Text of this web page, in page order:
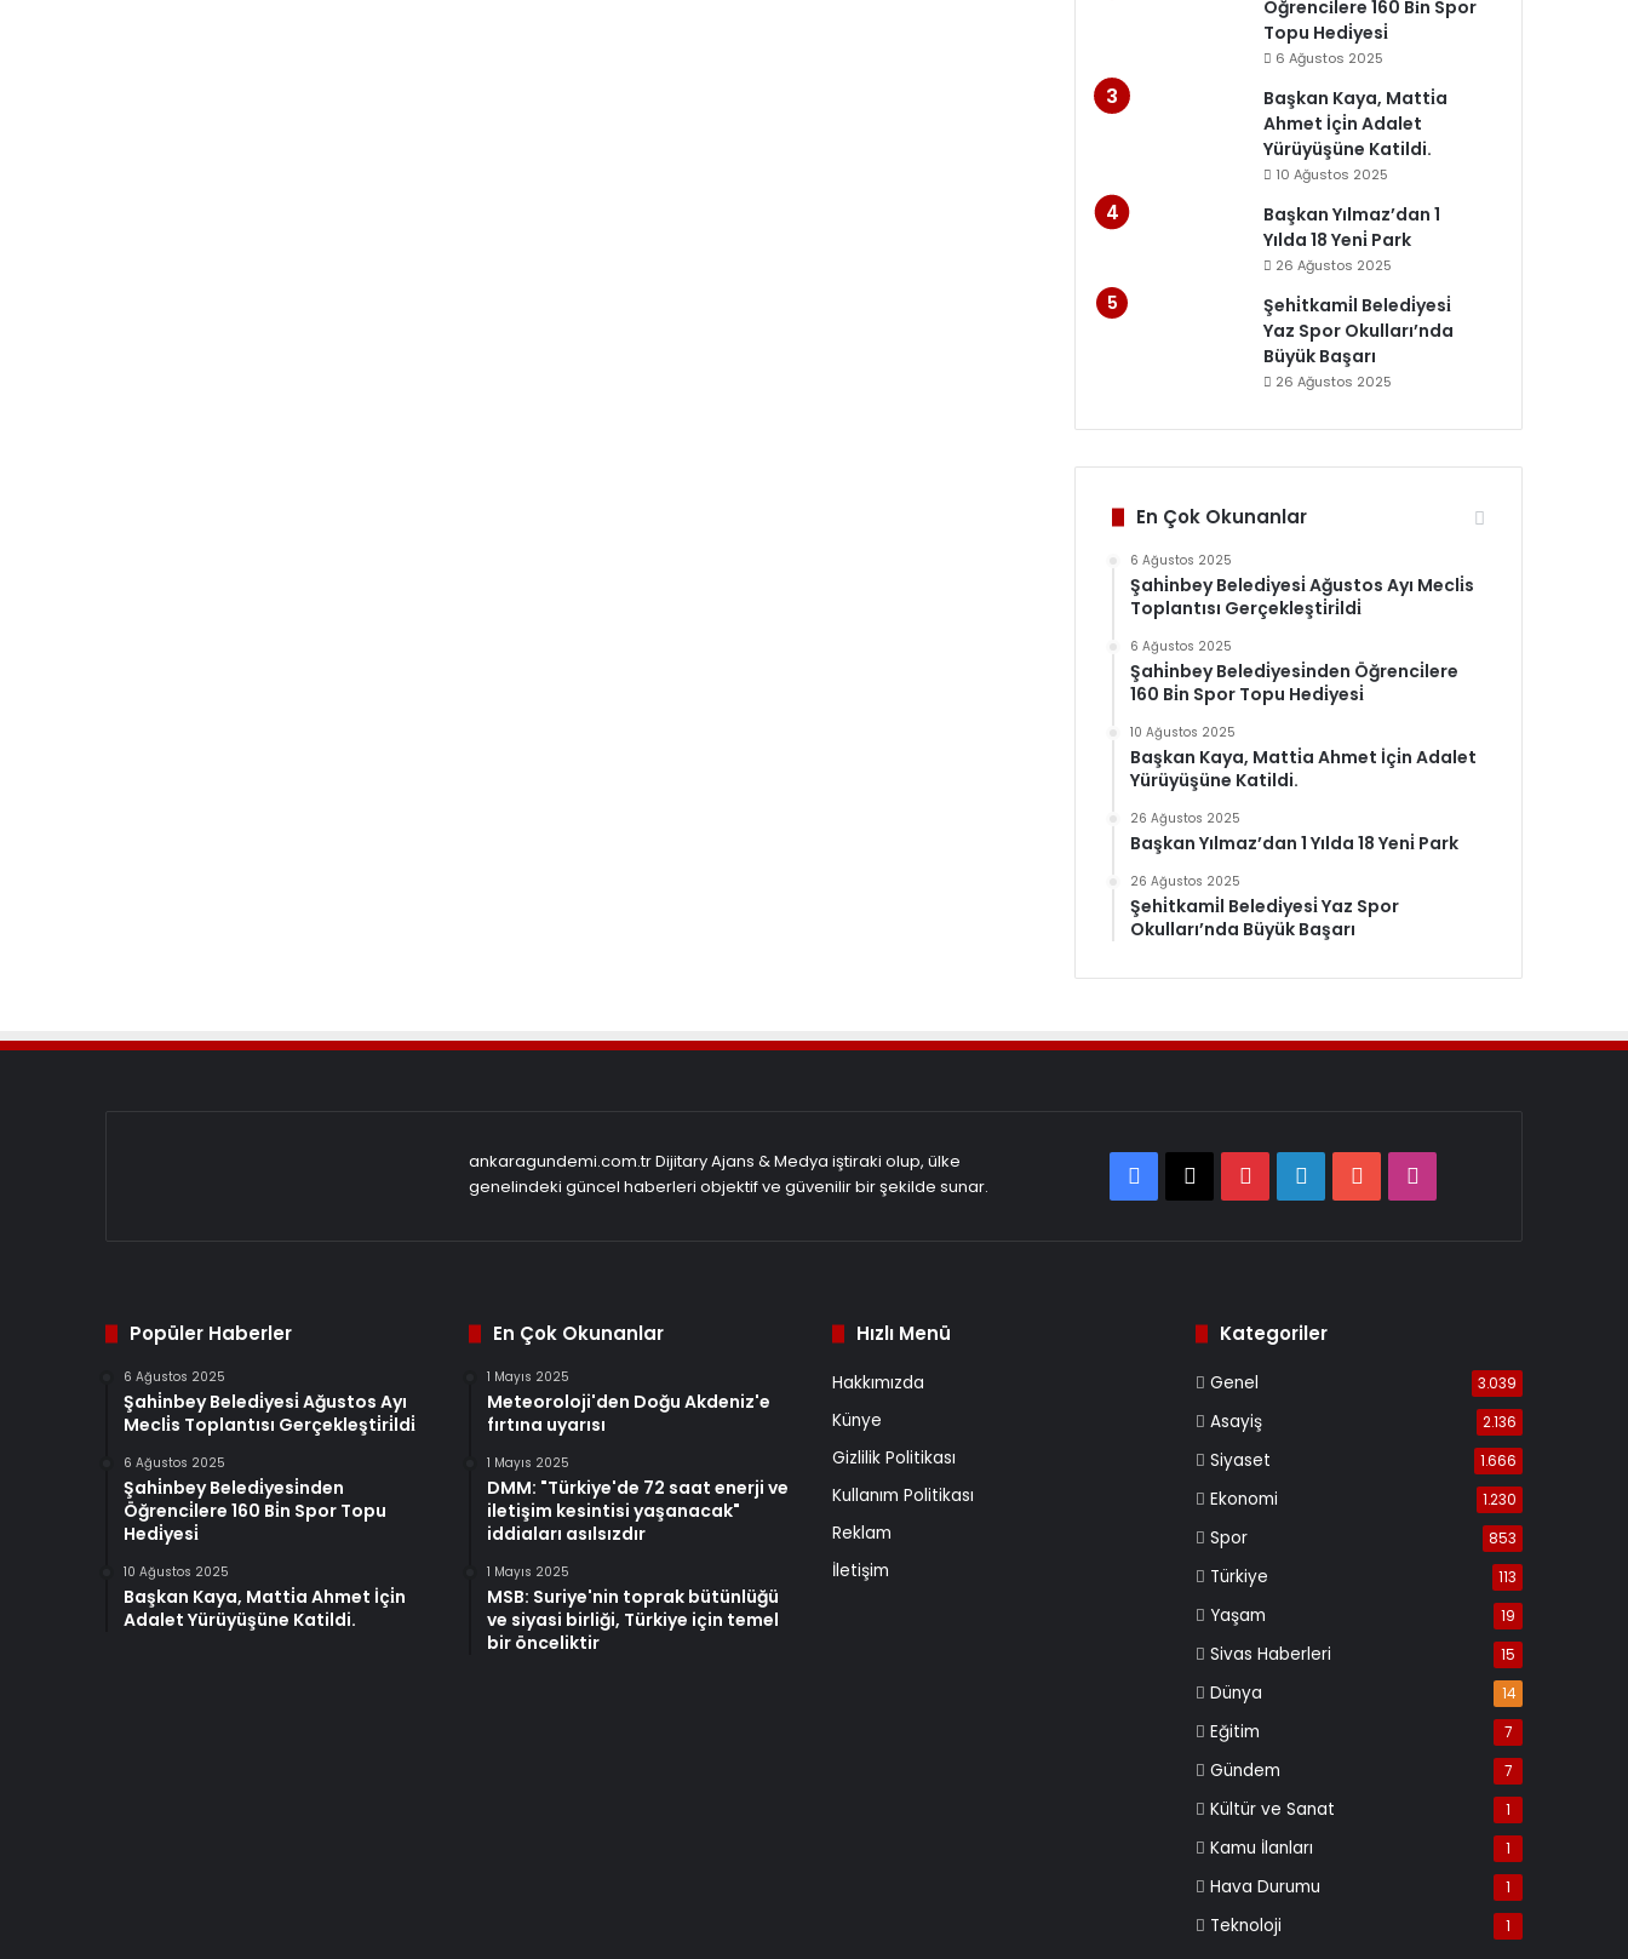
Öğrenci̇lere 160 Bi̇n Spor
Topu Hedi̇yesi̇
6 Ağustos 2025
Başkan Kaya, Matti̇a
Ahmet İçi̇n Adalet
Yürüyüşüne Katildi.
10 Ağustos 2025
Başkan Yılmaz’dan 1
Yılda 18 Yeni̇ Park
26 Ağustos 2025
Şehi̇tkami̇l Beledi̇yesi̇
Yaz Spor Okulları’nda
Büyük Başarı
26 Ağustos 2025
En Çok Okunanlar
6 Ağustos 2025
Şahi̇nbey Beledi̇yesi̇ Ağustos Ayı Mecli̇s
Toplantısı Gerçekleşti̇ri̇ldi̇
6 Ağustos 2025
Şahi̇nbey Beledi̇yesi̇nden Öğrenci̇lere
160 Bi̇n Spor Topu Hedi̇yesi̇
10 Ağustos 2025
Başkan Kaya, Matti̇a Ahmet İçi̇n Adalet
Yürüyüşüne Katildi.
26 Ağustos 2025
Başkan Yılmaz’dan 1 Yılda 18 Yeni̇ Park
26 Ağustos 2025
Şehi̇tkami̇l Beledi̇yesi̇ Yaz Spor
Okulları’nda Büyük Başarı
ankaragundemi.com.tr Dijitary Ajans & Medya iştiraki olup, ülke
genelindeki güncel haberleri objektif ve güvenilir bir şekilde sunar.
Facebook
X PinterestLinkedInYouTube
Popüler Haberler
6 Ağustos 2025
Şahi̇nbey Beledi̇yesi̇ Ağustos Ayı
Mecli̇s Toplantısı Gerçekleşti̇ri̇ldi̇
6 Ağustos 2025
Şahi̇nbey Beledi̇yesi̇nden
Öğrenci̇lere 160 Bi̇n Spor Topu
Hedi̇yesi̇
10 Ağustos 2025
Başkan Kaya, Matti̇a Ahmet İçi̇n
Adalet Yürüyüşüne Katildi.
En Çok Okunanlar
1 Mayıs 2025
Meteoroloji'den Doğu Akdeniz'e
fırtına uyarısı
1 Mayıs 2025
DMM: "Türkiye'de 72 saat enerji ve
iletişim kesintisi yaşanacak"
iddiaları asılsızdır
1 Mayıs 2025
MSB: Suriye'nin toprak bütünlüğü
ve siyasi birliği, Türkiye için temel
bir önceliktir
Hızlı Menü
Hakkımızda
Künye
Gizlilik Politikası
Kullanım Politikası
Reklam
İletişim
Kategoriler
Genel 3.039
Asayiş 2.136
Siyaset 1.666
Ekonomi 1.230
Spor 853
Türkiye 113
Yaşam 19
Sivas Haberleri 15
Dünya 14
Eğitim 7
Gündem 7
Kültür ve Sanat 1
Kamu İlanları 1
Hava Durumu 1
Teknoloji 1